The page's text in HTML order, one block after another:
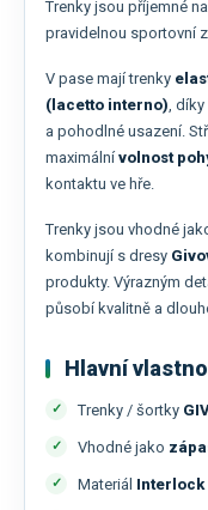
Trenky jsou příjemné
pravidelnou sportovní
V pase mají trenky
(lacetto interno),
a pohodlné usazení.
maximální volnost
kontaktu ve hře.
Trenky jsou vhodné
kombinují s dresy
produkty. Výrazným
působí kvalitně a
Hlavní
Trenky / šortky
Vhodné jako
Materiál Interlock